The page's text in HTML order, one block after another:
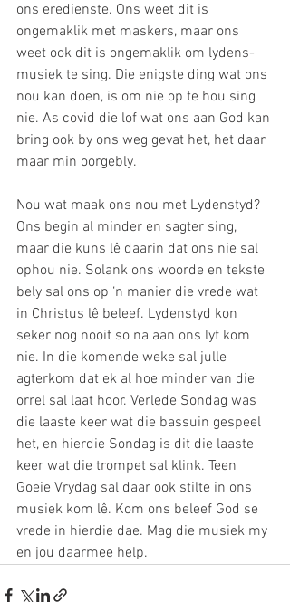
ons eredienste. Ons weet dit is
ongemaklik met maskers, maar ons
weet ook dit is ongemaklik om lydens-
musiek te sing. Die enigste ding wat ons
nou kan doen, is om nie op te hou sing
nie. As covid die lof wat ons aan God kan
bring ook by ons weg gevat het, het daar
maar min oorgebly.
Nou wat maak ons nou met Lydenstyd?
Ons begin al minder en sagter sing,
maar die kuns lê daarin dat ons nie sal
ophou nie. Solank ons woorde en tekste
bely sal ons op ‘n manier die vrede wat
in Christus lê beleef. Lydenstyd kon
seker nog nooit so na aan ons lyf kom
nie. In die komende weke sal julle
agterkom dat ek al hoe minder van die
orrel sal laat hoor. Verlede Sondag was
die laaste keer wat die bassuin gespeel
het, en hierdie Sondag is dit die laaste
keer wat die trompet sal klink. Teen
Goeie Vrydag sal daar ook stilte in ons
musiek kom lê. Kom ons beleef God se
vrede in hierdie dae. Mag die musiek my
en jou daarmee help.